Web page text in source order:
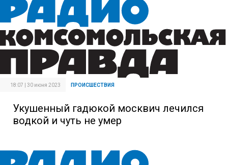
18:07 | 30 июня 2023 ПРОИСШЕСТВИЯ
Укушенный гадюкой москвич лечился
водкой и чуть не умер